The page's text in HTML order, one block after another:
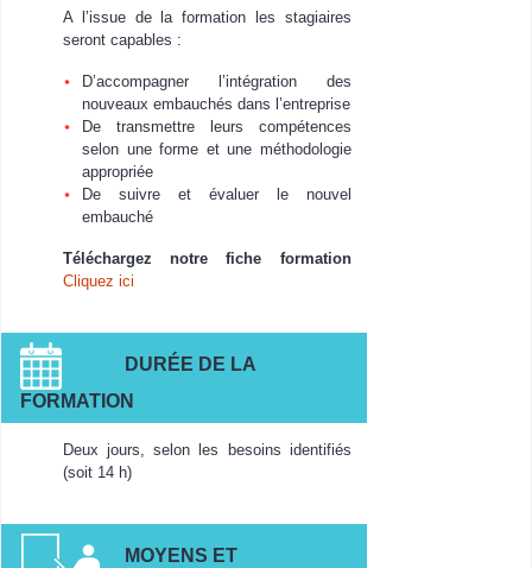
A l’issue de la formation les stagiaires
seront capables :
D’accompagner l’intégration des
nouveaux embauchés dans l’entreprise
De transmettre leurs compétences
selon une forme et une méthodologie
appropriée
De suivre et évaluer le nouvel
embauché
Téléchargez notre fiche formation
Cliquez ici
DURÉE DE LA
FORMATION
Deux jours, selon les besoins identifiés
(soit 14 h)
MOYENS ET